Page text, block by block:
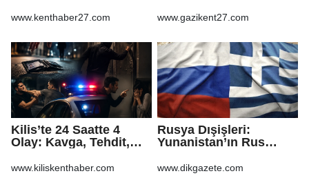
www.kenthaber27.com
mutabakatlar değil
www.gazikent27.com
Kilis’te 24 Saatte 4
Olay: Kavga, Tehdit,
Verme
www.kiliskenthaber.com
Rusya Dışişleri:
Yunanistan’ın Rus
ekonomiye pahalıya
www.dikgazete.com